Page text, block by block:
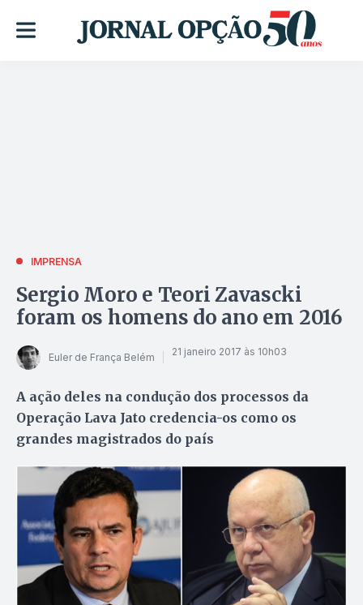
IMPRENSA
Sergio Moro e Teori Zavascki
foram os homens do ano em 2016
Euler de França Belém 21 janeiro 2017 às 10h03
A ação deles na condução dos processos da
Operação Lava Jato credencia-os como os
grandes magistrados do país